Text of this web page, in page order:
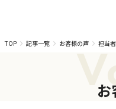
TOP
記事一覧 お客様の声 担当
お